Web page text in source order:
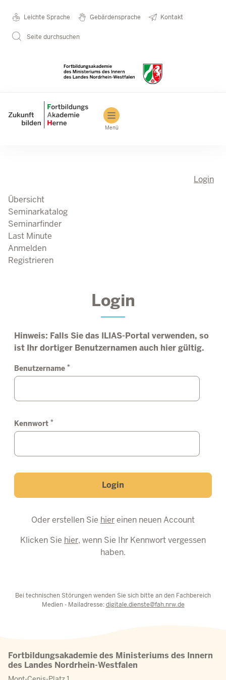
Metanavigation
Leichte Sprache Gebärdensprache Kontakt
Seite durchsuchen
Main navigation
Menü
Login
Übersicht
Seminarkatalog
Seminarfinder
Last Minute
Anmelden
Registrieren
Login
Hinweis: Falls Sie das ILIAS-Portal verwenden, so
ist Ihr dortiger Benutzernamen auch hier gültig.
Benutzername *
Kennwort *
Login
Oder erstellen Sie hiereinen neuen Account
Klicken Sie hier, wenn Sie Ihr Kennwort vergessen
haben.
Bei technischen Störungen wenden Sie sich bitte an den Fachbereich
Medien - Mailadresse:digitale.dienste@fah.nrw.de
Fortbildungsakademie des Ministeriums des Innern
des Landes Nordrhein-Westfalen